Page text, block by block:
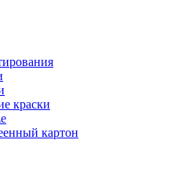
краски
картон